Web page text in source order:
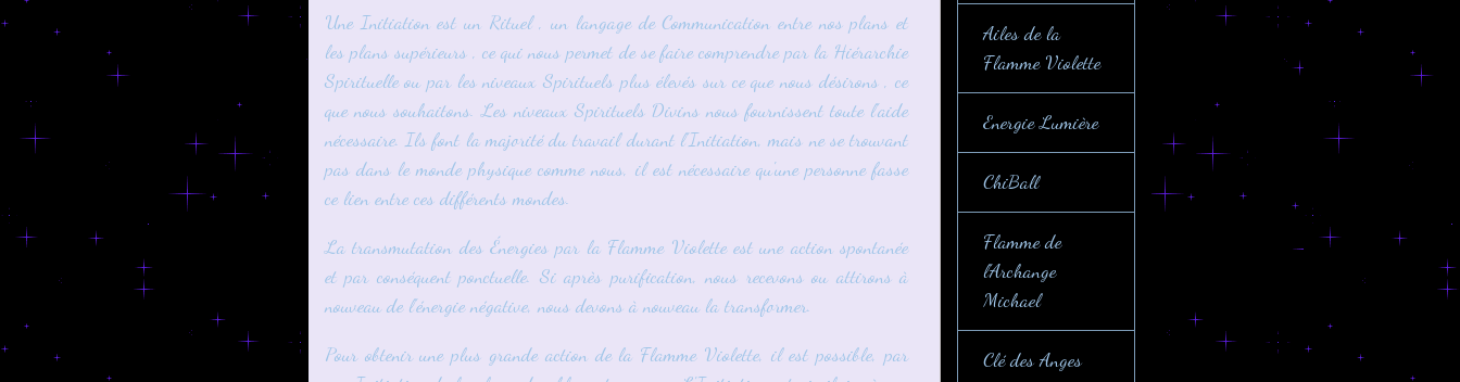
Une Initiation est un Rituel , un langage de Communication entre nos plans et
les plans supérieurs , ce qui nous permet de se faire comprendre par la Hiérarchie
Spirituelle ou par les niveaux Spirituels plus élevés sur ce que nous désirons , ce
que nous souhaitons. Les niveaux Spirituels Divins nous fournissent toute l'aide
nécessaire. Ils font la majorité du travail durant l'Initiation, mais ne se trouvant
pas dans le monde physique comme nous, il est nécessaire qu'une personne fasse
ce lien entre ces différents mondes.
La transmutation des Énergies par la Flamme Violette est une action spontanée
et par conséquent ponctuelle. Si après purification, nous recevons ou attirons à
nouveau de l'énergie négative, nous devons à nouveau la transformer.
Pour obtenir une plus grande action de la Flamme Violette, il est possible, par
Ailes de la
Flamme Violette
Energie Lumière
ChiBall
Flamme de
l'Archange
Michael
Clé des Anges